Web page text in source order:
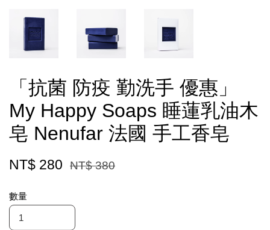
「抗菌 防疫 勤洗手 優惠」
My Happy Soaps 睡蓮乳油木
皂 Nenufar 法國 手工香皂
NT$ 280 NT$ 380
數量